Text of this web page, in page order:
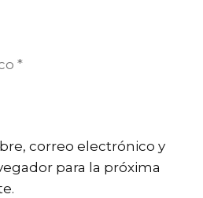
correo electrónico y
para la próxima